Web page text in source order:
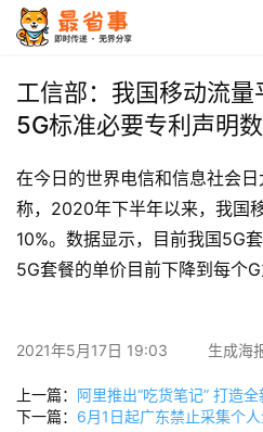
首
栏
专
题
圈
子
工信部：我国移动流量
5G标准必要专利声明
在今日的世界电信和信息社会
称，2020年下半年以来，我国
10%。数据显示，目前我国5G
5G套餐的单价目前下降到每个G
2021年5月17日 19:03 生成海
上一篇： 阿里推出“吃货笔记” 打造
下一篇： 6月1日起广东禁止采集个